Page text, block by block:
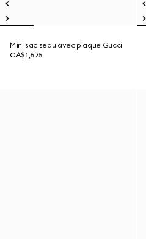
Mini sac seau avec plaque Gucci
CA$1,675